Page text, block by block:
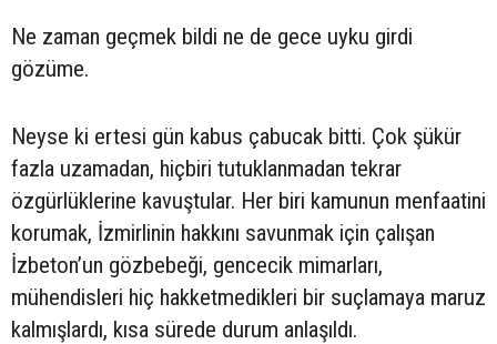
Ne zaman geçmek bildi ne de gece uyku girdi
gözüme.
Neyse ki ertesi gün kabus çabucak bitti. Çok şükür
fazla uzamadan, hiçbiri tutuklanmadan tekrar
özgürlüklerine kavuştular. Her biri kamunun menfaatini
korumak, İzmirlinin hakkını savunmak için çalışan
İzbeton’un gözbebeği, gencecik mimarları,
mühendisleri hiç hakketmedikleri bir suçlamaya maruz
kalmışlardı, kısa sürede durum anlaşıldı.